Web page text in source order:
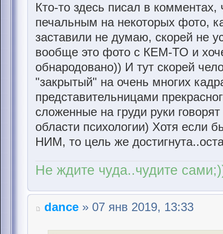
Кто-то здесь писал в
печальным на некоторых фото,
заставили не думаю, скорей не
вообще это фото с КЕМ-ТО и
обнародовано)) И тут скорей
"закрытый" на очень многих
представительницами
сложенные на груди руки
области психологии) Хотя если
НИМ, то цель же
Не ждите чуда..чудите
dance » 07 янв 2019, 13:33